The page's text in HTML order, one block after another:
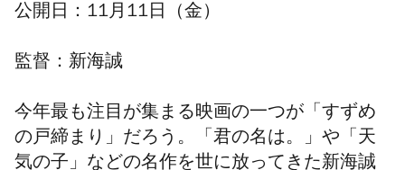
公開日： 11月11日（金）
監督： 新海誠
今年最も注目が集まる映画の一つが「すずめ
の戸締まり」だろう。「君の名は。」や「天
気の子」などの名作を世に放ってきた新海誠